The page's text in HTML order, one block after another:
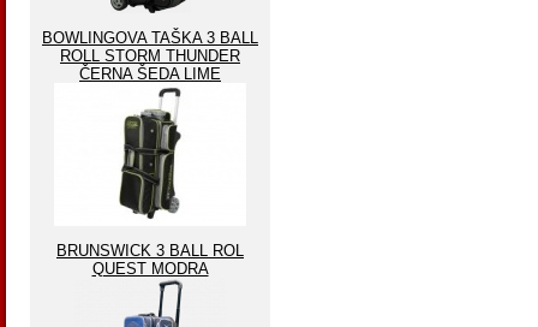
BOWLINGOVA TAŠKA 3 BALL
ROLL STORM THUNDER
ČERNA ŠEDA LIME
BRUNSWICK 3 BALL ROL
QUEST MODRA